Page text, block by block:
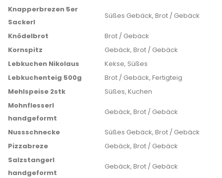
Knapperbrezen 5er
Sackerl
Süßes Gebäck, Brot / Gebäck
Knödelbrot
Brot / Gebäck
Kornspitz
Gebäck, Brot / Gebäck
Lebkuchen Nikolaus
Kekse, Süßes
Lebkuchenteig 500g
Brot / Gebäck, Fertigteig
Mehlspeise 2stk
Süßes, Kuchen
Mohnflesserl
handgeformt
Gebäck, Brot / Gebäck
Nussschnecke
Süßes Gebäck, Brot / Gebäck
Pizzabreze
Gebäck, Brot / Gebäck
Salzstangerl
handgeformt
Gebäck, Brot / Gebäck